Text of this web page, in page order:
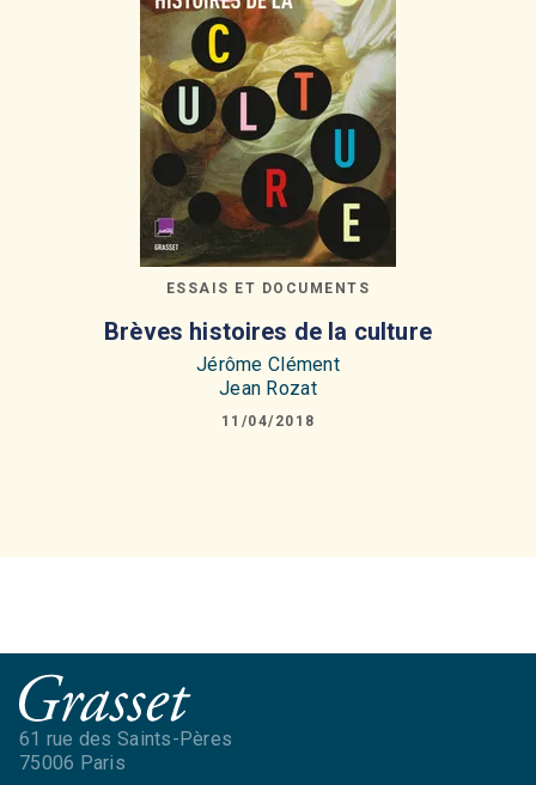
ESSAIS ET DOCUMENTS
Brèves histoires de la culture
Jérôme Clément
Jean Rozat
11/04/2018
61 rue des Saints-Pères
75006 Paris